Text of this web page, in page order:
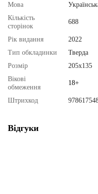
Мова
Кількість
сторінок
688
Рік видання
2022
Тип обкладинки
Тверда
Розмір
205х135
Вікові
обмеження
18+
Штрихкод
Відгуки